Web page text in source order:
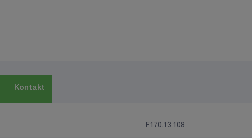
Kontakt
F170.13.108